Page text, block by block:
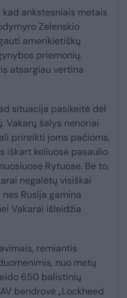
ankstesniais metais
Zelenskio
amerikietiškų
priemonių.
atsargiau vertina
situacija pasikeitė dėl
Vakarų šalys nenoriai
prireikti joms pačioms,
iškart keliuose pasaulio
Rytuose. Be to,
negalėtų visiškai
Rusija gamina
Vakarai išleidžia
remiantis
nuo metų
650 balistinių
bendrovė „Lockheed